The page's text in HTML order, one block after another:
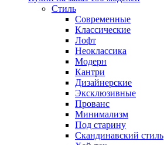
Стиль
Современные
Классические
Лофт
Неоклассика
Модерн
Кантри
Дизайнерские
Эксклюзивные
Прованс
Минимализм
Под старину
Скандинавский стиль